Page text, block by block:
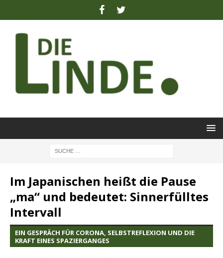
Im Japanischen heißt die Pause
„ma“ und bedeutet: Sinnerfülltes
Intervall
EIN GESPRÄCH FÜR CORONA, SELBSTREFLEXION UND DIE
KRAFT EINES SPAZIERGANGES